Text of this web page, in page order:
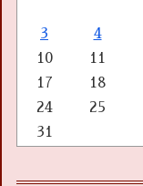
3
4
10
11
17
18
24
25
31